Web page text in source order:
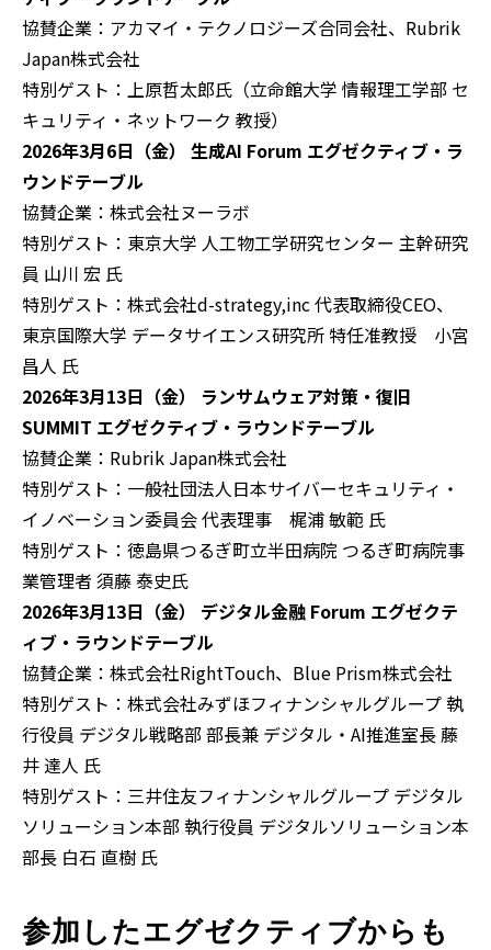
協賛企業：アカマイ・テクノロジーズ合同会社、 Rubrik
Japan株式会社
特別ゲスト： 上原哲太郎氏（立命館大学 情報理工学部 セ
キュリティ・ネットワーク 教授）
2026年3月6日（金） 生成AI Forum エグゼクティブ・ラ
ウンドテーブル
協賛企業：株式会社ヌーラボ
特別ゲスト：東京大学 人工物工学研究センター 主幹研究
員 山川 宏 氏
特別ゲスト：株式会社d-strategy,inc 代表取締役CEO、
東京国際大学 データサイエンス研究所 特任准教授 小宮
昌人 氏
2026年3月13日（金） ランサムウェア対策・復旧
SUMMIT エグゼクティブ・ラウンドテーブル
協賛企業：Rubrik Japan株式会社
特別ゲスト：一般社団法人日本サイバーセキュリティ・
イノベーション委員会 代表理事 梶浦 敏範 氏
特別ゲスト：徳島県つるぎ町立半田病院 つるぎ町病院事
業管理者 須藤 泰史氏
2026年3月13日（金） デジタル金融 Forum エグゼクテ
ィブ・ラウンドテーブル
協賛企業：株式会社RightTouch、Blue Prism株式会社
特別ゲスト：株式会社みずほフィナンシャルグループ 執
行役員 デジタル戦略部 部長兼 デジタル・AI推進室長 藤
井 達人 氏
特別ゲスト：三井住友フィナンシャルグループ デジタル
ソリューション本部 執行役員 デジタルソリューション本
部長 白石 直樹 氏
参加したエグゼクティブからも